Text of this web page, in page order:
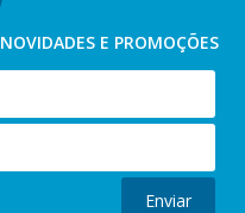
NOVIDADES E PROMOÇÕES
Enviar